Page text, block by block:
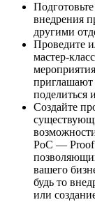
внедрения
другими
Проведите
мастер-
приглашают
поделиться
Создайте
PoC — Proof
вашего
будь то
или